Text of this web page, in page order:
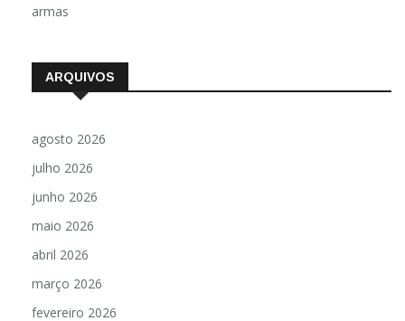
armas
ARQUIVOS
agosto 2026
julho 2026
junho 2026
maio 2026
abril 2026
março 2026
fevereiro 2026